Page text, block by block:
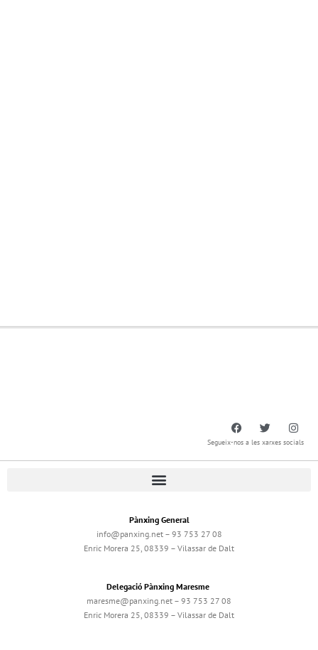
Segueix-nos a les xarxes socials
Pànxing General
info@panxing.net – 93 753 27 08
Enric Morera 25, 08339 – Vilassar de Dalt
Delegació Pànxing Maresme
maresme@panxing.net – 93 753 27 08
Enric Morera 25, 08339 – Vilassar de Dalt